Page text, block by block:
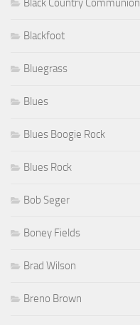
Black Country Communion
Blackfoot
Bluegrass
Blues
Blues Boogie Rock
Blues Rock
Bob Seger
Boney Fields
Brad Wilson
Breno Brown